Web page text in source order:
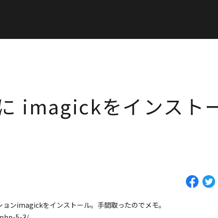
imagickをインスト
ンimagickをインストール。手間取ったのでメモ。